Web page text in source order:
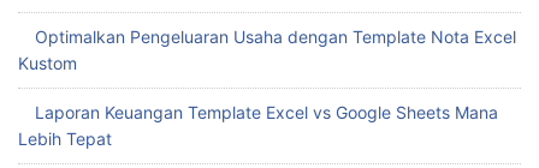
Optimalkan Pengeluaran Usaha dengan Template Nota Excel
Kustom
Laporan Keuangan Template Excel vs Google Sheets Mana
Lebih Tepat